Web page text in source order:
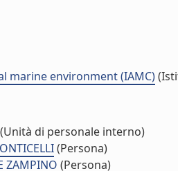
marine environment (IAMC)
(Unità di personale interno)
(Persona)
ZAMPINO (Persona)